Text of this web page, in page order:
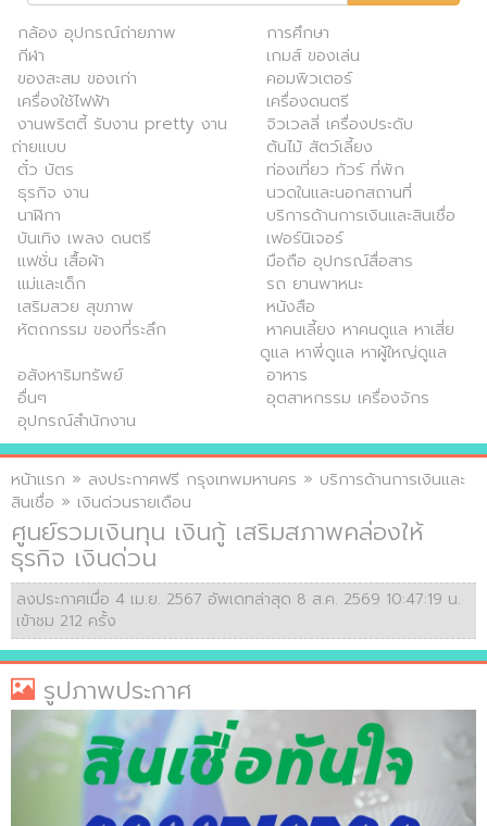
กล้อง อุปกรณ์ถ่ายภาพ
การศึกษา
กีฬา
เกมส์ ของเล่น
ของสะสม ของเก่า
คอมพิวเตอร์
เครื่องใช้ไฟฟ้า
เครื่องดนตรี
งานพริตตี้ รับงาน pretty งาน
ถ่ายแบบ
จิวเวลลี่ เครื่องประดับ
ต้นไม้ สัตว์เลี้ยง
ตั๋ว บัตร
ท่องเที่ยว ทัวร์ ที่พัก
ธุรกิจ งาน
นวดในและนอกสถานที่
นาฬิกา
บริการด้านการเงินและสินเชื่อ
บันเทิง เพลง ดนตรี
เฟอร์นิเจอร์
แฟชั่น เสื้อผ้า
มือถือ อุปกรณ์สื่อสาร
แม่และเด็ก
รถ ยานพาหนะ
เสริมสวย สุขภาพ
หนังสือ
หัตถกรรม ของที่ระลึก
หาคนเลี้ยง หาคนดูแล หาเสี่ย
ดูแล หาพี่ดูแล หาผู้ใหญ่ดูแล
อสังหาริมทรัพย์
อาหาร
อื่นๆ
อุตสาหกรรม เครื่องจักร
อุปกรณ์สำนักงาน
หน้าแรก » ลงประกาศฟรี กรุงเทพมหานคร » บริการด้านการเงินและ
สินเชื่อ » เงินด่วนรายเดือน
ศูนย์รวมเงินทุน เงินกู้ เสริมสภาพคล่องให้
ธุรกิจ เงินด่วน
ลงประกาศเมื่อ 4 เม.ย. 2567 อัพเดทล่าสุด 8 ส.ค. 2569 10:47:19 น.
เข้าชม 212 ครั้ง
รูปภาพประกาศ